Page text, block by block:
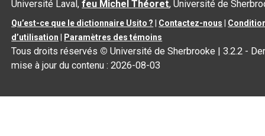
Université Laval,feu Michel Théoret, Université de
Qu’est-ce que le dictionnaire Usito ? Contactez-nous
d’utilisation
Paramètres des témoins
Tous droits réservés © Université de Sherbrooke |3.2.2 -
mise à jour du contenu :2026-08-03